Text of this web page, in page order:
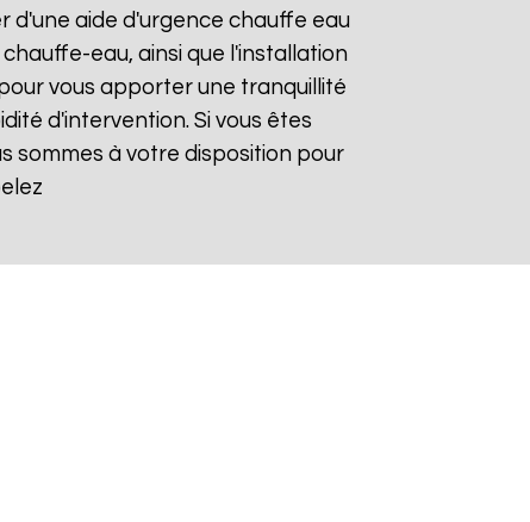
d'une aide d'urgence chauffe eau
eau, ainsi que l'installation
vous apporter une tranquillité
d'intervention. Si vous êtes
sommes à votre disposition pour